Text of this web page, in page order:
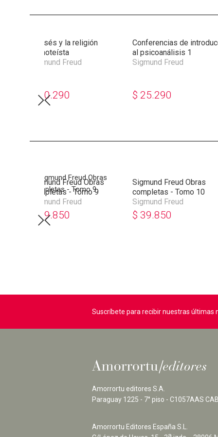
Moisés y la religión
monoteísta
Sigmund Freud
20.290
Conferencias de
al psicoanálisis 1
Sigmund Freud
$ 25.290
Sigmund Freud Obras
completas - Tomo 9
Sigmund Freud
39.850
Sigmund Freud Obras
completas - Tomo 10
Sigmund Freud
$ 39.850
Suscríbete para recibir nuestras últimas
Amorrortu editores S.A.
Paraguay 1225 - 7° piso - C1057AAS
Amorrortu Editores España S.L.